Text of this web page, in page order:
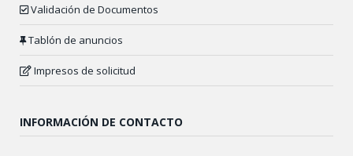
Validación de Documentos
Tablón de anuncios
Impresos de solicitud
INFORMACIÓN DE CONTACTO